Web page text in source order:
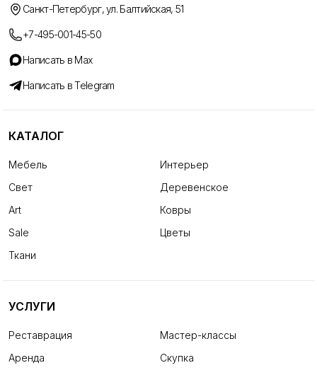
Санкт-Петербург, ул. Балтийская, 51
+7-495-001-45-50
Написать в Max
Написать в Telegram
КАТАЛОГ
Мебель
Интерьер
Свет
Деревенское
Art
Ковры
Sale
Цветы
Ткани
УСЛУГИ
Реставрация
Мастер-классы
Аренда
Скупка